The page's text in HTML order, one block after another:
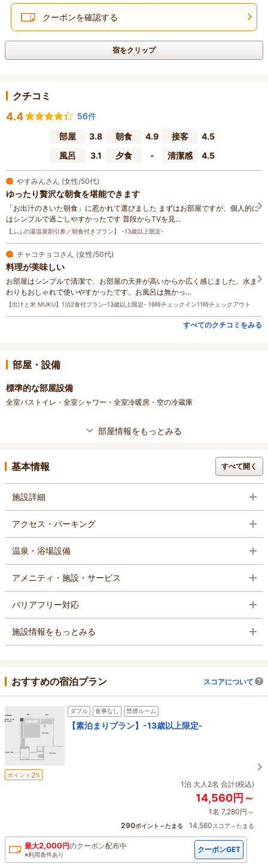
クーポンを確認する
宿をクリップ
クチコミ
4.4
56件
部屋
3.8 朝食 4.9 接客
4.5
風呂
3.1 夕食 - 清潔感 4.5
やすみんさん (女性/50代)
ゆったり贅沢な朝食を堪能できます
「お出汁のきいた朝食」に惹かれて選びました まずはお部屋ですが、個人的に
はシンプルで過ごしやすかったです 普段からTVを見…
【ふふの湯温泉割引券／朝食付きプラン】 -13歳以上限定-
チャコチョコさん (女性/50代)
料理が美味しい
お部屋はシンプルで清潔で、お部屋の天井が高いからか広く感じました。水ま
わりもおしゃれで使いやすかったです。お風呂は無かっ…
【出汁と米 MUKU】1泊2食付プラン-13歳以上限定- 16時チェックイン11時チェックアウト
すべてのクチコミをみる
部屋・設備
標準的な部屋設備
全室バストイレ・全室シャワー・全室冷暖房・空の冷蔵庫
部屋情報をもっとみる
基本情報 すべて開く
施設詳細
アクセス・パーキング
温泉・浴場設備
アメニティ・施設・サービス
バリアフリー対応
施設情報をもっとみる
おすすめの宿泊プラン スコアについて
ダブル 食事なし 禁煙ルーム
【素泊まりプラン】-13歳以上限定-
ポイント 2%
1泊 大人2名 合計(税込)
14,560円～
1名 7,280円～
290ポイント～たまる 14,560スコア～たまる
最大2,000円のクーポン配布中
※利用条件あり
クーポンGET